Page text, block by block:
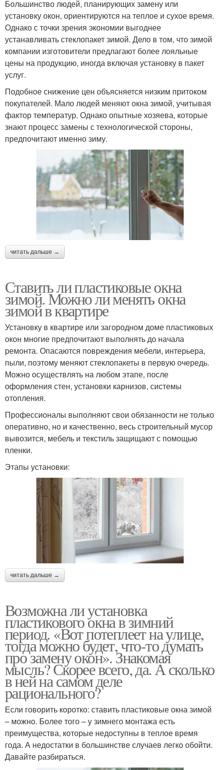
Большинство людей, планирующих замену или
установку окон, ориентируются на теплое и сухое время.
Однако с точки зрения экономии выгоднее
устанавливать стеклопакет зимой. Дело в том, что зимой
компании изготовители предлагают более лояльные
цены на продукцию, иногда включая установку в пакет
услуг.
Подобное снижение цен объясняется низким притоком
покупателей. Мало людей меняют окна зимой, учитывая
фактор температур. Однако опытные хозяева, которые
знают процесс замены с технологической стороны,
предпочитают именно зиму.
читать дальше →
Ставить ли пластиковые окна
зимой. Можно ли менять окна
зимой в квартире
Установку в квартире или загородном доме пластиковых
окон многие предпочитают выполнять до начала
ремонта. Опасаются повреждения мебели, интерьера,
пыли, поэтому меняют стеклопакеты в первую очередь.
Можно осуществлять на любом этапе, после
оформления стен, установки карнизов, системы
отопления.
Профессионалы выполняют свои обязанности не только
оперативно, но и качественно, весь строительный мусор
вывозится, мебель и текстиль защищают с помощью
пленки.
Этапы установки:
читать дальше →
Возможна ли установка
пластикового окна в зимний
период. «Вот потеплеет на улице,
тогда можно будет, что-то думать
про замену окон». Знакомая
мысль? Скорее всего, да. А сколько
в ней на самом деле
рационального?
Если говорить коротко: ставить пластиковые окна зимой
– можно. Более того – у зимнего монтажа есть
преимущества, которые недоступны в теплое время
года. А недостатки в большинстве случаев легко обойти.
Давайте разбираться.